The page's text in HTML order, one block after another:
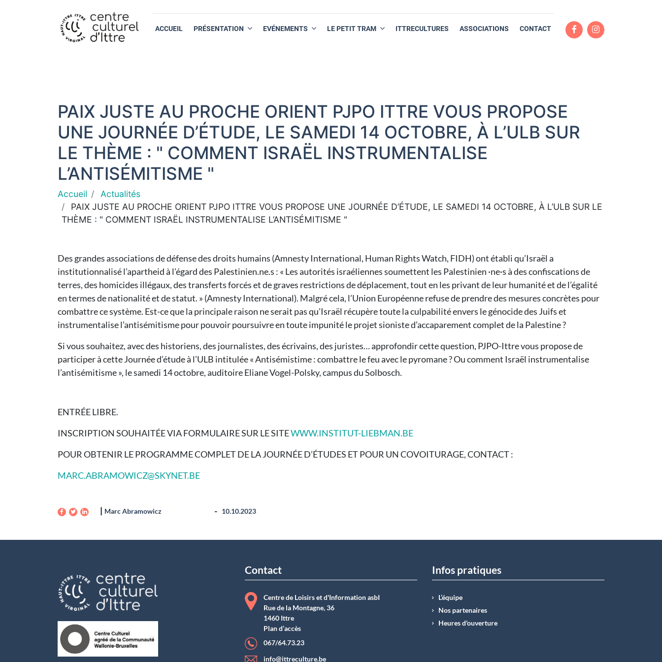
ACCUEIL PRÉSENTATION EVÉNEMENTS LE PETIT TRAM ITTRECULTURES ASSOCIATIONS CONTACT
PAIX JUSTE AU PROCHE ORIENT PJPO ITTRE VOUS PROPOSE
UNE JOURNÉE D’ÉTUDE, LE SAMEDI 14 OCTOBRE, À L’ULB SUR
LE THÈME : " COMMENT ISRAËL INSTRUMENTALISE
L’ANTISÉMITISME "
Accueil
Actualités
PAIX JUSTE AU PROCHE ORIENT PJPO ITTRE VOUS PROPOSE UNE JOURNÉE D’ÉTUDE, LE SAMEDI 14 OCTOBRE, À L’ULB SUR LE
THÈME : " COMMENT ISRAËL INSTRUMENTALISE L’ANTISÉMITISME "
Des grandes associations de défense des droits humains (Amnesty International, Human Rights Watch, FIDH) ont établi qu’Israël a
institutionnalisé l’apartheid à l’égard des Palestinien.ne.s : « Les autorités israéliennes soumettent les Palestinien ·ne·s à des confiscations de
terres, des homicides illégaux, des transferts forcés et de graves restrictions de déplacement, tout en les privant de leur humanité et de l’égalité
en termes de nationalité et de statut. » (Amnesty International). Malgré cela, l’Union Européenne refuse de prendre des mesures concrètes pour
combattre ce système. Est-ce que la principale raison ne serait pas qu’Israël récupère toute la culpabilité envers le génocide des Juifs et
instrumentalise l’antisémitisme pour pouvoir poursuivre en toute impunité le projet sioniste d’accaparement complet de la Palestine ?
Si vous souhaitez, avec des historiens, des journalistes, des écrivains, des juristes… approfondir cette question, PJPO-Ittre vous propose de
participer à cette Journée d’étude à l’ULB intitulée « Antisémistime : combattre le feu avec le pyromane ? Ou comment Israël instrumentalise
l’antisémitisme », le samedi 14 octobre, auditoire Eliane Vogel-Polsky, campus du Solbosch.
ENTRÉE LIBRE.
INSCRIPTION SOUHAITÉE VIA FORMULAIRE SUR LE SITEWWW.INSTITUT-LIEBMAN.BE
POUR OBTENIR LE PROGRAMME COMPLET DE LA JOURNÉE D’ÉTUDES ET POUR UN COVOITURAGE, CONTACT :
MARC.ABRAMOWICZ@SKYNET.BE
Marc Abramowicz 10.10.2023
Contact
Centre de Loisirs et d'Information asbI
Rue de la Montagne, 36
1460 Ittre
Plan d’accès
067/64.73.23
info@ittreculture.be
Infos pratiques
L’équipe
Nos partenaires
Heures d'ouverture